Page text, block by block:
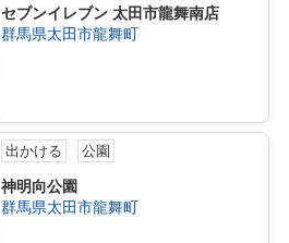
セブンイレブン 太田市龍舞南店
群馬県太田市龍舞町
出かける 公園
神明向公園
群馬県太田市龍舞町